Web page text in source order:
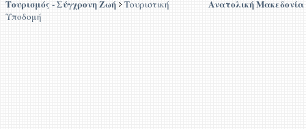
Τουρισμός - Σύγχρονη Ζωή
Τουριστική
Υποδομή
Ανατολική